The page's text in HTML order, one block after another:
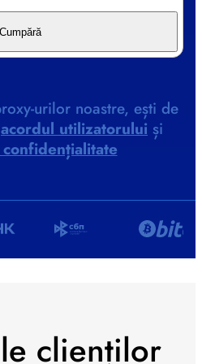
Cumpără
urilor noastre, ești de
acordul utilizatorului și
clienților